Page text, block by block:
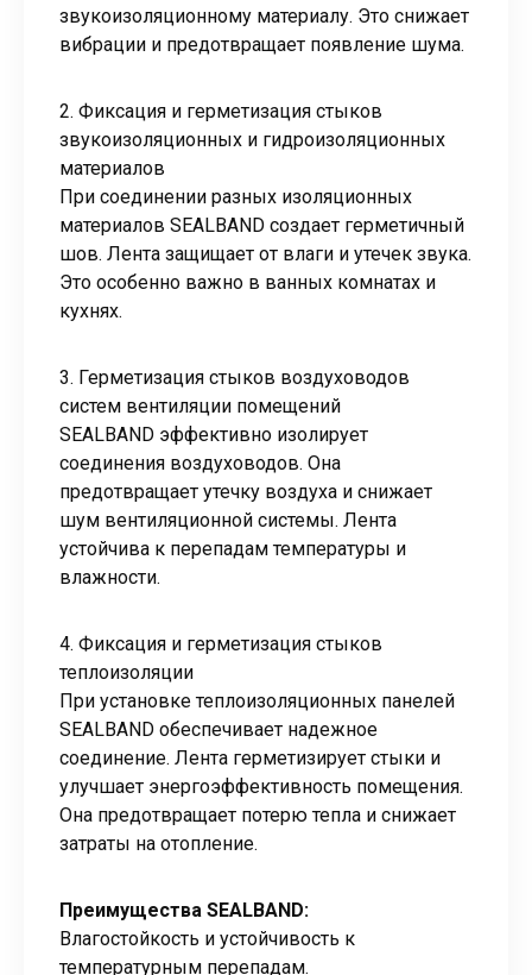
звукоизоляционному материалу. Это снижает
вибрации и предотвращает появление шума.
2. Фиксация и герметизация стыков
звукоизоляционных и гидроизоляционных
материалов
При соединении разных изоляционных
материалов SEALBAND создает герметичный
шов. Лента защищает от влаги и утечек звука.
Это особенно важно в ванных комнатах и
кухнях.
3. Герметизация стыков воздуховодов
систем вентиляции помещений
SEALBAND эффективно изолирует
соединения воздуховодов. Она
предотвращает утечку воздуха и снижает
шум вентиляционной системы. Лента
устойчива к перепадам температуры и
влажности.
4. Фиксация и герметизация стыков
теплоизоляции
При установке теплоизоляционных панелей
SEALBAND обеспечивает надежное
соединение. Лента герметизирует стыки и
улучшает энергоэффективность помещения.
Она предотвращает потерю тепла и снижает
затраты на отопление.
Преимущества SEALBAND:
Влагостойкость и устойчивость к
температурным перепадам.